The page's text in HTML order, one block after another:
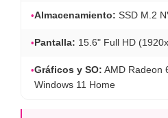
•Almacenamiento: SSD M.2
• Pantalla: 15.6" Full HD
•Gráficos y SO: AMD Radeon
Windows 11 Home